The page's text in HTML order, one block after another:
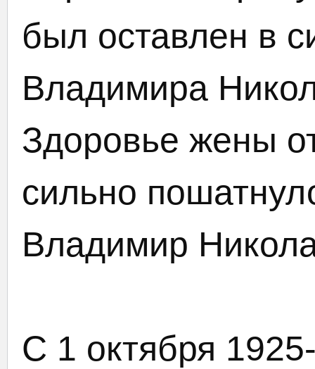
был оставлен в
Владимира
Здоровье жены
сильно
Владимир
С 1 октября